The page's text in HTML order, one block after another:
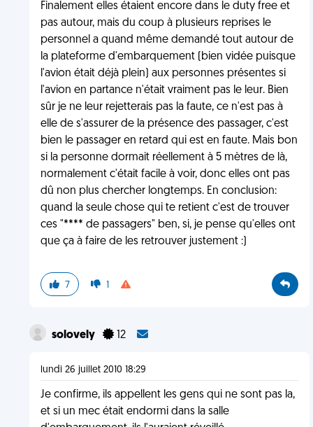
Finalement elles étaient encore dans le duty free et
pas autour, mais du coup à plusieurs reprises le
personnel a quand même demandé tout autour de
la plateforme d'embarquement (bien vidée puisque
l'avion était déjà plein) aux personnes présentes si
l'avion en partance n'était vraiment pas le leur. Bien
sûr je ne leur rejetterais pas la faute, ce n'est pas à
elle de s'assurer de la présence des passager, c'est
bien le passager en retard qui est en faute. Mais bon
si la personne dormait réellement à 5 mètres de là,
normalement c'était facile à voir, donc elles ont pas
dû non plus chercher longtemps. En conclusion:
quand la seule chose qui te retient c'est de trouver
ces "**** de passagers" ben, si, je pense qu'elles ont
que ça à faire de les retrouver justement :)
7 1
solovely 12
lundi 26 juillet 2010 18:29
Je confirme, ils appellent les gens qui ne sont pas la,
et si un mec était endormi dans la salle